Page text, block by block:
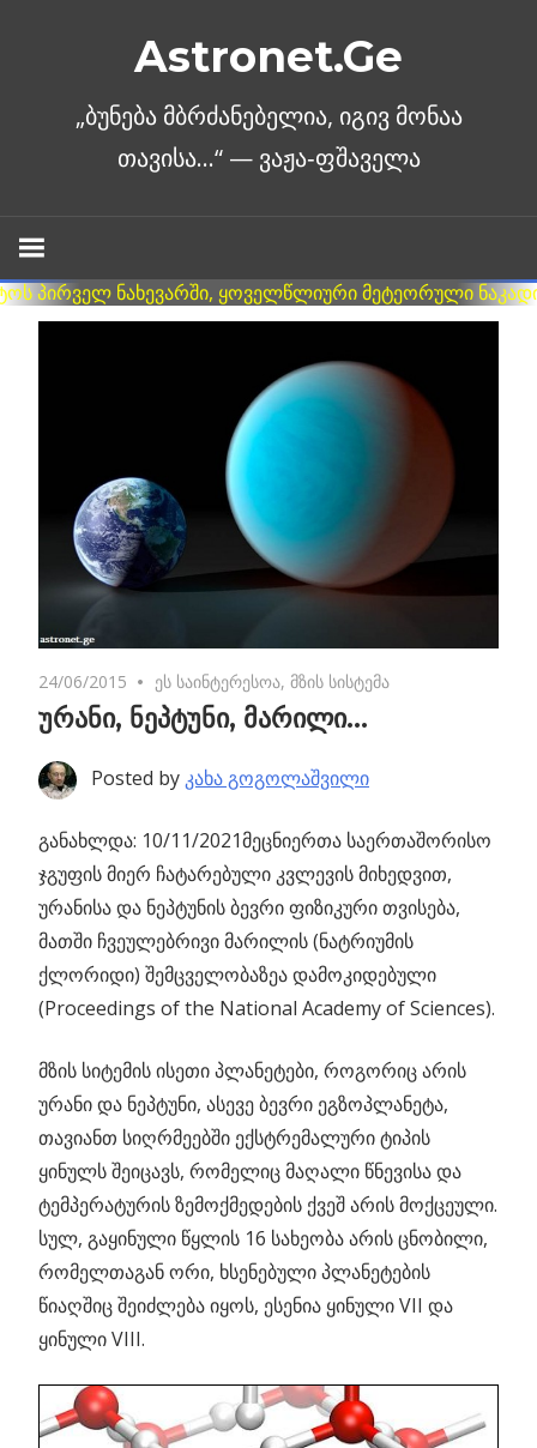
Astronet.Ge
24/06/2015 No comments
ეს საინტერესოა,მზის სისტემა
ურანი, ნეპტუნი, მარილი…
Posted by კახა გოგოლაშვილი
განახლდა: 10/11/2021მეცნიერთა საერთაშორისო
ჯგუფის მიერ ჩატარებული კვლევის მიხედვით,
ურანისა და ნეპტუნის ბევრი ფიზიკური თვისება,
მათში ჩვეულებრივი მარილის (ნატრიუმის
ქლორიდი) შემცველობაზეა დამოკიდებული
(Proceedings of the National Academy of Sciences).
მზის სიტემის ისეთი პლანეტები, როგორიც არის
ურანი და ნეპტუნი, ასევე ბევრი ეგზოპლანეტა,
თავიანთ სიღრმეებში ექსტრემალური ტიპის
ყინულს შეიცავს, რომელიც მაღალი წნევისა და
ტემპერატურის ზემოქმედების ქვეშ არის მოქცეული.
სულ, გაყინული წყლის 16 სახეობა არის ცნობილი,
რომელთაგან ორი, ხსენებული პლანეტების
წიაღშიც შეიძლება იყოს, ესენია ყინული VII და
ყინული VIII.